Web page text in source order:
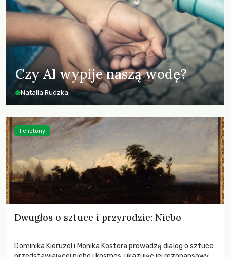
Czy AI wypije naszą wodę?
Natalia Rudzka
Dwugłos o sztuce i przyrodzie: Niebo
Dominika Kieruzel i Monika Kostera prowadzą dialog o sztuce
Felietony